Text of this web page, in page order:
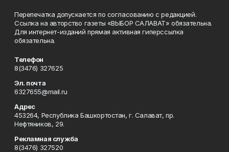
Перепечатка допускается по согласованию с редакцией.
Ссылка на авторство газеты «ВЫБОР САЛАВАТ» обязательна.
Для интернет-изданий прямая активная гиперссылка
обязательна.
Телефон
8(3476) 327625
Эл. почта
6327655@mail.ru
Адрес
453264, Республика Башкортостан, г. Салават, пр.
Нефтяников, 29.
Рекламная служба
8(3476) 327520